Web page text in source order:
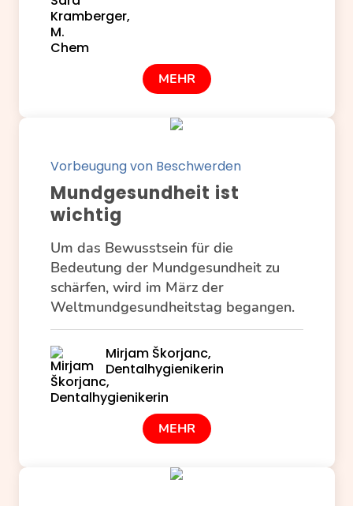
MEHR
Vorbeugung von Beschwerden
Mundgesundheit ist
wichtig
Um das Bewusstsein für die
Bedeutung der Mundgesundheit zu
schärfen, wird im März der
Weltmundgesundheitstag begangen.
Mirjam Škorjanc,
Dentalhygienikerin
MEHR